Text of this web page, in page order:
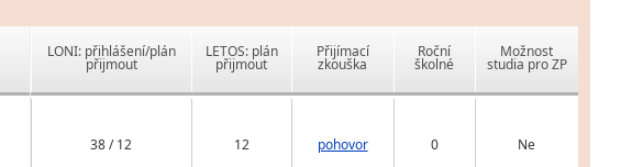
LONI: přihlášení/plán
přijmout
LETOS: plán
přijmout
Přijímací
zkouška
Roční
školné
Možnost
studia pro ZP
38 / 12 12 pohovor 0 Ne